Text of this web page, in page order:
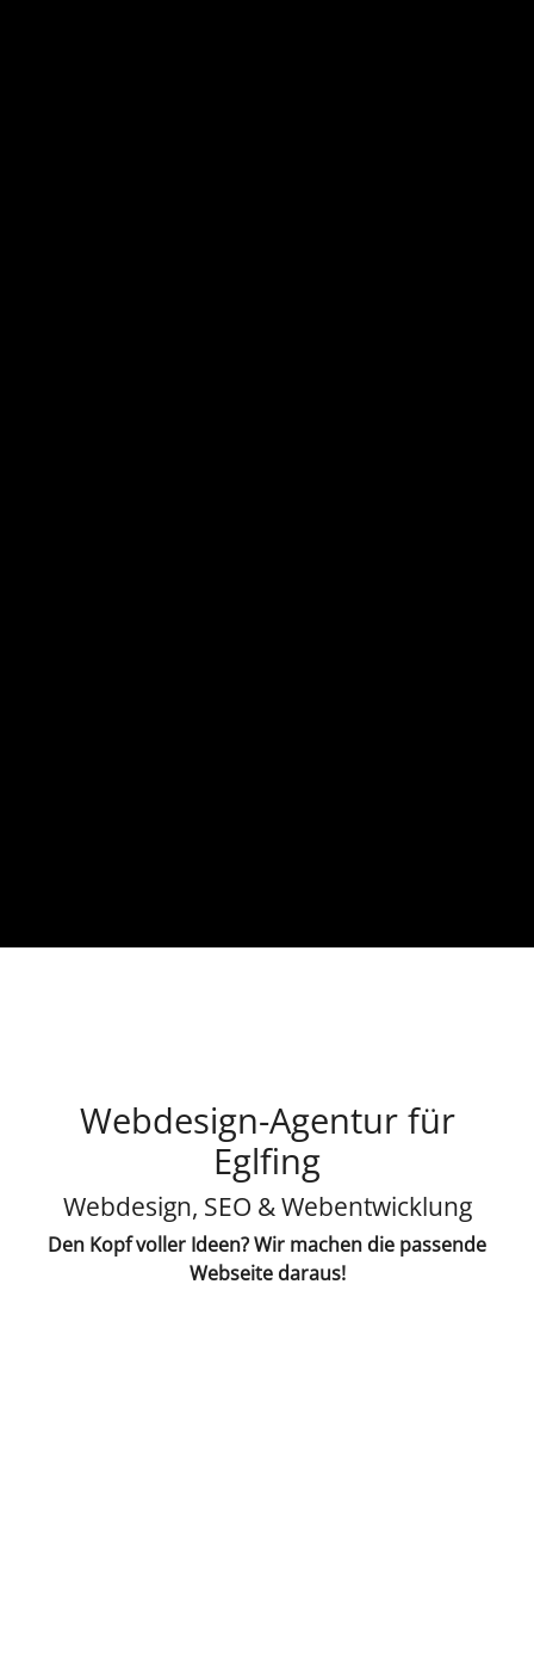
Webdesign-Agentur für
Eglfing
Webdesign, SEO & Webentwicklung
Den Kopf voller Ideen? Wir machen die passende
Webseite daraus!